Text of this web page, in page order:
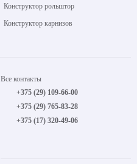
Конструктор рольштор
Конструктор карнизов
Все контакты
+375 (29) 109-66-00
+375 (29) 765-83-28
+375 (17) 320-49-06